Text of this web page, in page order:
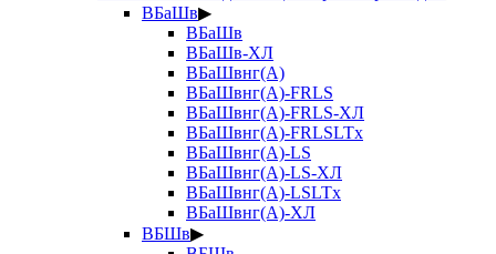
ВБаШв▶
ВБаШв
ВБаШв-ХЛ
ВБаШвнг(А)
ВБаШвнг(А)-FRLS
ВБаШвнг(А)-FRLS-ХЛ
ВБаШвнг(А)-FRLSLTx
ВБаШвнг(А)-LS
ВБаШвнг(А)-LS-ХЛ
ВБаШвнг(А)-LSLTx
ВБаШвнг(А)-ХЛ
ВБШв▶